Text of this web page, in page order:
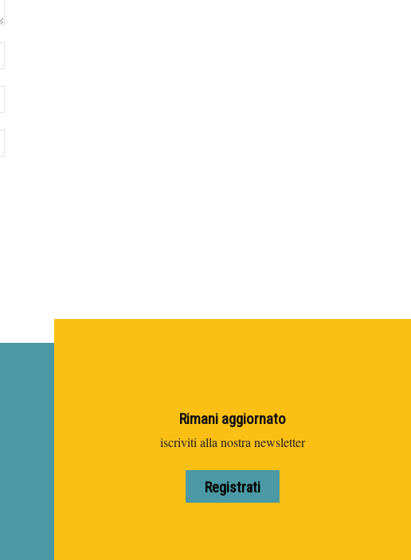
Rimani aggiornato
iscriviti alla nostra newsletter
Registrati